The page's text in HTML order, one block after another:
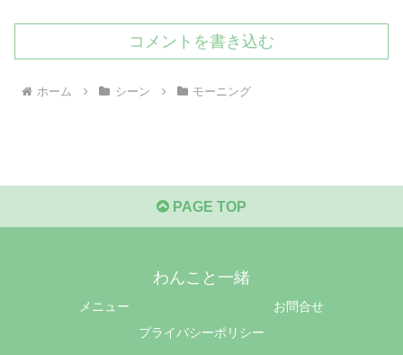
コメントを書き込む
ホーム シーン モーニング
PAGE TOP
わんこと一緒
メニュー
お問合せ
プライバシーポリシー